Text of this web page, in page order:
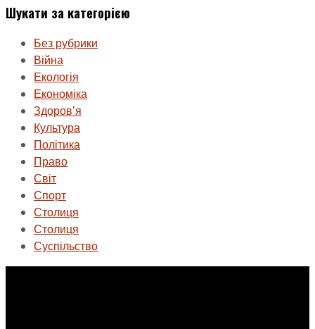
Шукати за категорією
Без рубрики
Війна
Екологія
Економіка
Здоровʼя
Культура
Політика
Право
Світ
Спорт
Столиця
Столиця
Суспільство